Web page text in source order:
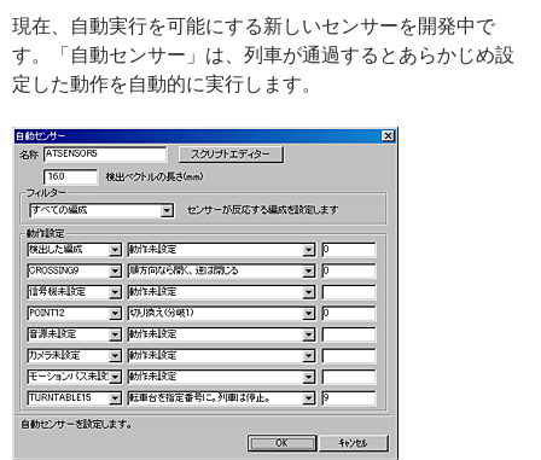
現在、自動実行を可能にする新しいセンサーを開発中で
す。「自動センサー」は、列車が通過するとあらかじめ設
定した動作を自動的に実行します。